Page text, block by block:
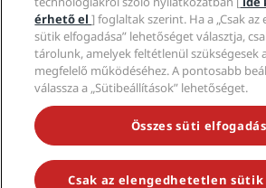
NE MARADJON LE A LEGNÉPSZERŰBB
érhető el] foglaltak szerint. Ha a „Csak
sütik elfogadása” lehetőséget választja,
tárolunk, amelyek feltétlenül szükségesek
megfelelő működéséhez. A pontosabb
válassza a „Sütibeállítások” lehetőséget.
Összes süti
Csak az elengedhetetlen sütik